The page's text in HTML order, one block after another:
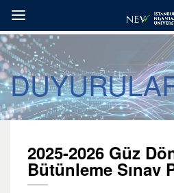
2025-2026 Güz
Bütünleme Sınav